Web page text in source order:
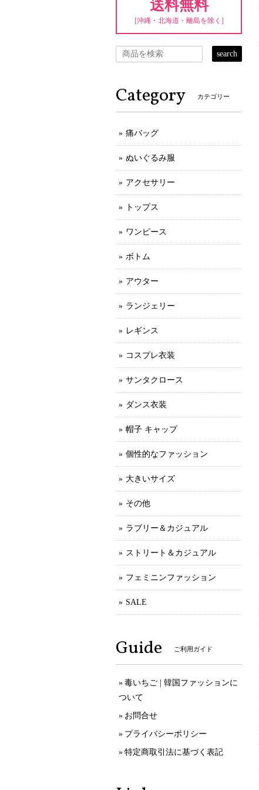
送料無料
[沖縄・北海道・離島を除く]
search
Category カテゴリー
痛バッグ
ぬいぐるみ服
アクセサリー
トップス
ワンピース
ボトム
アウター
ランジェリー
レギンス
コスプレ衣装
サンタクロース
ダンス衣装
帽子 キャップ
個性的なファッション
大きいサイズ
その他
ラブリー＆カジュアル
ストリート＆カジュアル
フェミニンファッション
SALE
Guide ご利用ガイド
毒いちご | 韓国ファッションに
ついて
お問合せ
プライバシーポリシー
特定商取引法に基づく表記